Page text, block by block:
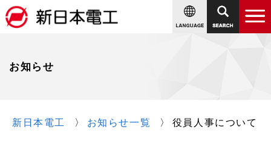
お知らせ
新日本電工 お知らせ一覧 役員人事について